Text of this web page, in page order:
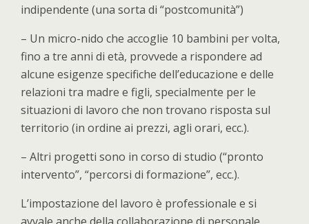
indipendente (una sorta di “postcomunità”)
– Un micro-nido che accoglie 10 bambini per volta,
fino a tre anni di età, provvede a rispondere ad
alcune esigenze specifiche dell’educazione e delle
relazioni tra madre e figli, specialmente per le
situazioni di lavoro che non trovano risposta sul
territorio (in ordine ai prezzi, agli orari, ecc.).
– Altri progetti sono in corso di studio (“pronto
intervento”, “percorsi di formazione”, ecc.).
L’impostazione del lavoro è professionale e si